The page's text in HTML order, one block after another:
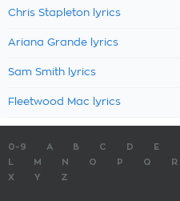
Chris Stapleton lyrics
Ariana Grande lyrics
Sam Smith lyrics
Fleetwood Mac lyrics
0-9 A B C D E
M N O P Q R
X
Y Z